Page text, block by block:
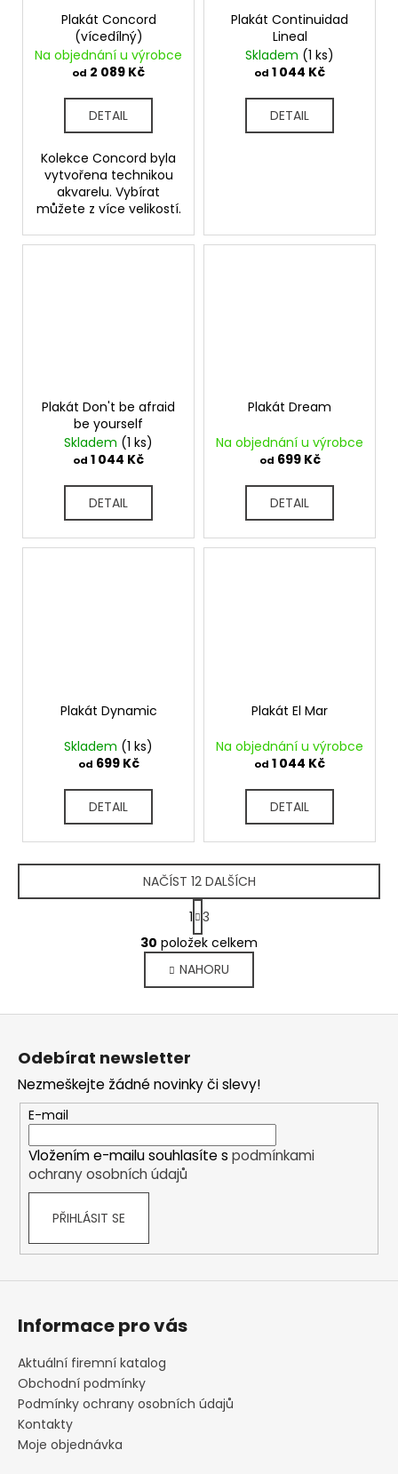
Plakát Concord
(vícedílný)
Na objednání u výrobce
od 2 089 Kč
DETAIL
Kolekce Concord byla
vytvořena technikou
akvarelu. Vybírat
můžete z více velikostí.
Plakát Continuidad
Lineal
Skladem (1 ks)
od 1 044 Kč
DETAIL
Plakát Don't be afraid
be yourself
Skladem (1 ks)
od 1 044 Kč
DETAIL
Plakát Dream
Na objednání u výrobce
od 699 Kč
DETAIL
Plakát Dynamic
Skladem (1 ks)
od 699 Kč
DETAIL
Plakát El Mar
Na objednání u výrobce
od 1 044 Kč
DETAIL
O
v
l
á
d
p
r
v
k
y
u
NAČÍST 12 DALŠÍCH
S
t
r
á
n
k
1 3
30 položek celkem
NAHORU
Z
Odebírat newsletter
Nezmeškejte žádné novinky či slevy!
E-mail
Vložením e-mailu souhlasíte s podmínkami
ochrany osobních údajů
PŘIHLÁSIT SE
Informace pro vás
Aktuální firemní katalog
Obchodní podmínky
Podmínky ochrany osobních údajů
Kontakty
Moje objednávka